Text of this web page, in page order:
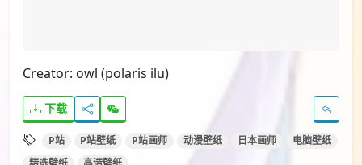
P站 P站壁纸
电脑壁纸
精选壁纸
高清壁纸